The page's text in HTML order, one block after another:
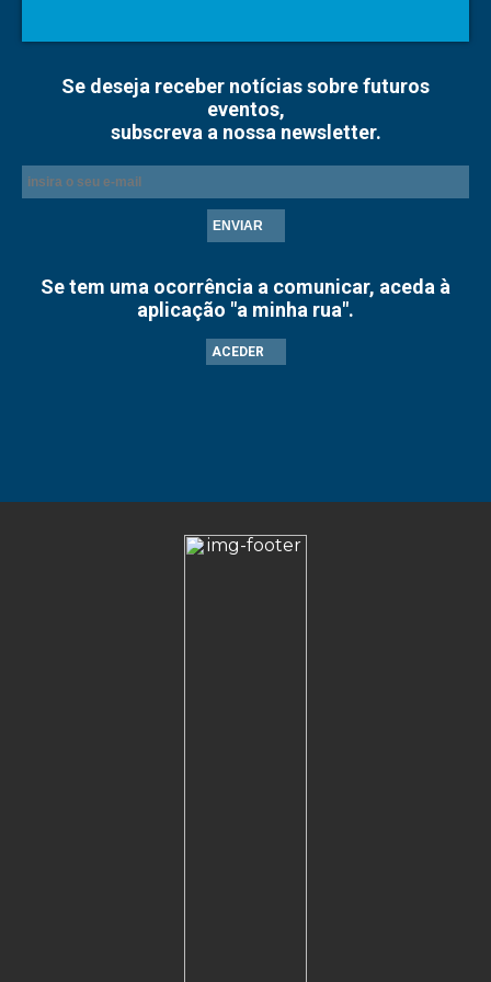
Se deseja receber notícias sobre futuros
eventos,
subscreva a nossa newsletter.
ENVIAR
Se tem uma ocorrência a comunicar, aceda à
aplicação "a minha rua".
ACEDER